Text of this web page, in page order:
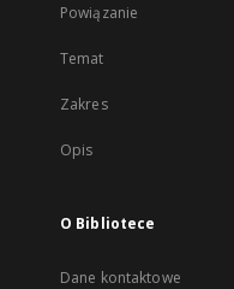
Powiązanie
Temat
Zakres
Opis
O Bibliotece
Dane kontaktowe